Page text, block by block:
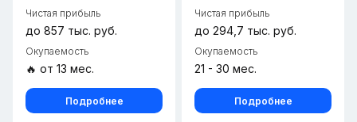
Чистая прибыль
до 857 тыс. руб.
Окупаемость
🔥 от 13 мес.
Подробнее
Чистая прибыль
до 294,7 тыс. руб.
Окупаемость
21 - 30 мес.
Подробнее